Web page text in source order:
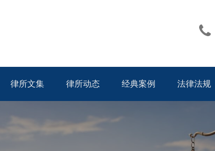
律所文集 律所动态 经典案例 法律法规